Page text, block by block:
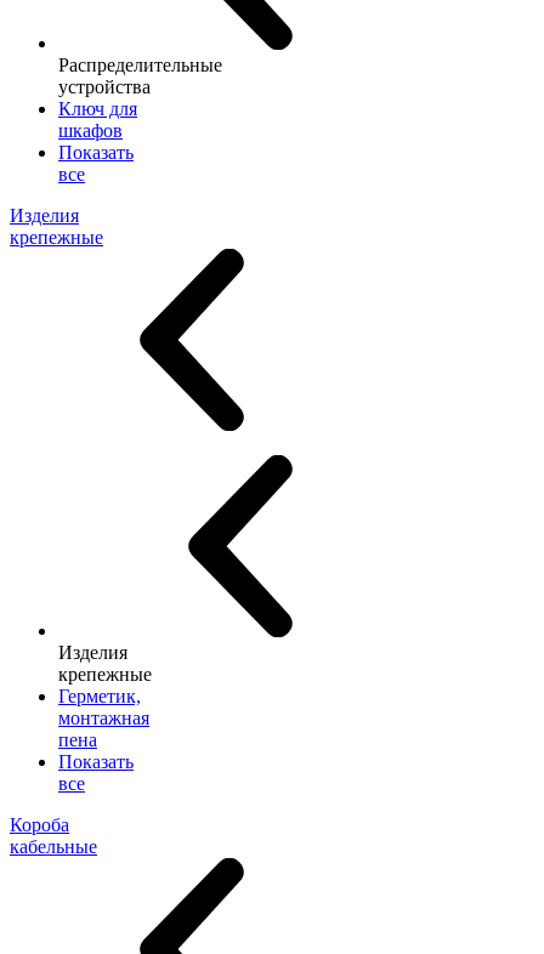
Распределительные
устройства
Ключ для
шкафов
Показать
все
Изделия
крепежные
Изделия
крепежные
Герметик,
монтажная
пена
Показать
все
Короба
кабельные